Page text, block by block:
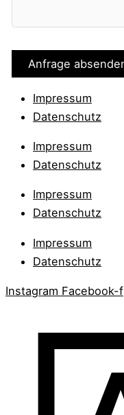
Impressum
Datenschutz
Impressum
Datenschutz
Impressum
Datenschutz
Impressum
Datenschutz
Instagram Facebook-f